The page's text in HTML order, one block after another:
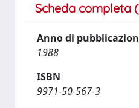
Scheda completa
Anno di
1988
ISBN
9971-50-567-3